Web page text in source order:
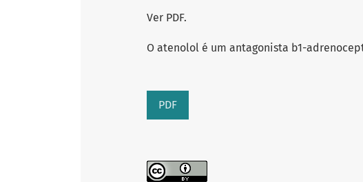
Ver PDF.
O atenolol é um antagonista b1-
PDF